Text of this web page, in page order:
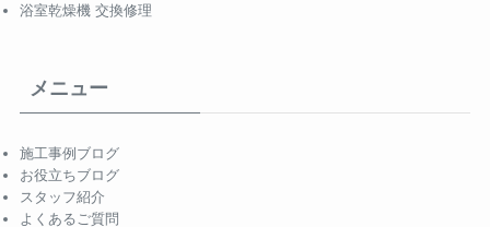
浴室乾燥機 交換修理
メニュー
施工事例ブログ
お役立ちブログ
スタッフ紹介
よくあるご質問